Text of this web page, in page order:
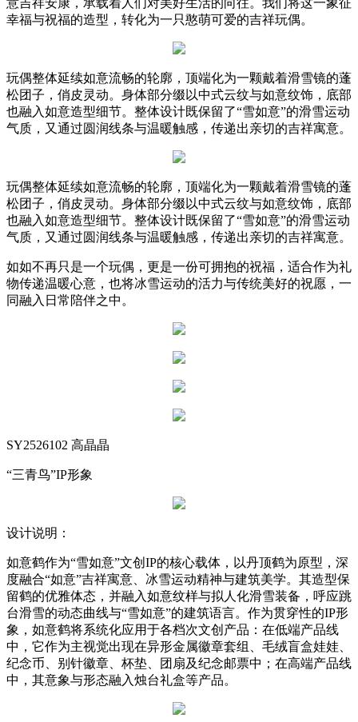
幸福与祝福的造型，转化为一只憨萌可爱的吉祥玩偶。
玩偶整体延续如意流畅的轮廓，顶端化为一颗戴着滑雪镜的蓬
松团子，俏皮灵动。身体部分缀以中式云纹与如意纹饰，底部
也融入如意造型细节。整体设计既保留了“雪如意”的滑雪运动
气质，又通过圆润线条与温暖触感，传递出亲切的吉祥寓意。
玩偶整体延续如意流畅的轮廓，顶端化为一颗戴着滑雪镜的蓬
松团子，俏皮灵动。身体部分缀以中式云纹与如意纹饰，底部
也融入如意造型细节。整体设计既保留了“雪如意”的滑雪运动
气质，又通过圆润线条与温暖触感，传递出亲切的吉祥寓意。
如如不再只是一个玩偶，更是一份可拥抱的祝福，适合作为礼
物传递温暖心意，也将冰雪运动的活力与传统美好的祝愿，一
同融入日常陪伴之中。
SY2526102 高晶晶
“三青鸟”IP形象
设计说明：
如意鹤作为“雪如意”文创IP的核心载体，以丹顶鹤为原型，深
度融合“如意”吉祥寓意、冰雪运动精神与建筑美学。其造型保
留鹤的优雅体态，并融入如意纹样与拟人化滑雪装备，呼应跳
台滑雪的动态曲线与“雪如意”的建筑语言。作为贯穿性的IP形
象，如意鹤将系统化应用于各档次文创产品：在低端产品线
中，它作为主视觉出现在异形金属徽章套组、毛绒盲盒娃娃、
纪念币、别针徽章、杯垫、团扇及纪念邮票中；在高端产品线
中，其意象与形态融入烛台礼盒等产品。